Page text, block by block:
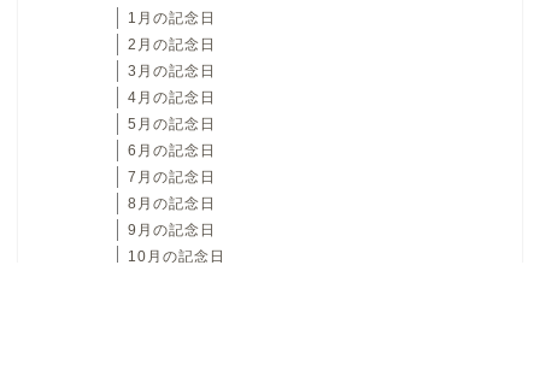
1月の記念日
2月の記念日
3月の記念日
4月の記念日
5月の記念日
6月の記念日
7月の記念日
8月の記念日
9月の記念日
10月の記念日